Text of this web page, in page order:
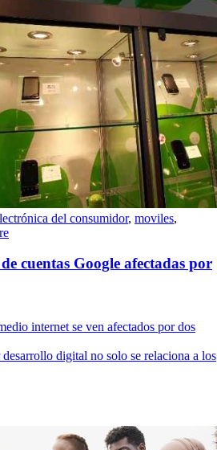
del consumidor, moviles,
cuentas Google afectadas por
internet se ven afectados por dos
digital no solo se relaciona a los